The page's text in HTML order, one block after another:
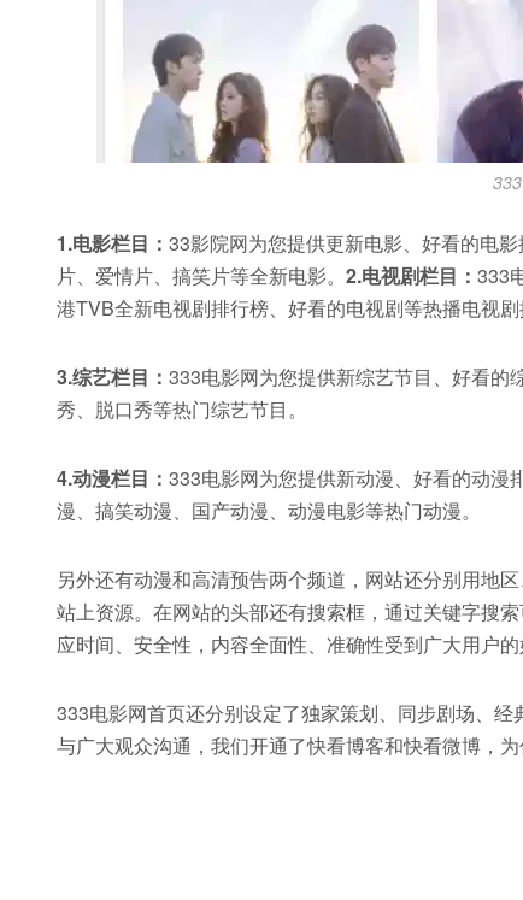
1.电影栏目： 33影院网为您提供更新电影、好看的电
片、爱情片、搞笑片等全新电影。 2.电视剧栏目： 333
港TVB全新电视剧排行榜、好看的电视剧等热播电视
3.综艺栏目： 333电影网为您提供新综艺节目、好看的
秀、脱口秀等热门综艺节目。
4.动漫栏目： 333电影网为您提供新动漫、好看的动漫
漫、搞笑动漫、国产动漫、动漫电影等热门动漫。
另外还有动漫和高清预告两个频道，网站还分别用地
站上资源。在网站的头部还有搜索框，通过关键字搜
应时间、安全性，内容全面性、准确性受到广大用户
333电影网首页还分别设定了独家策划、同步剧场、
与广大观众沟通，我们开通了快看博客和快看微博，为